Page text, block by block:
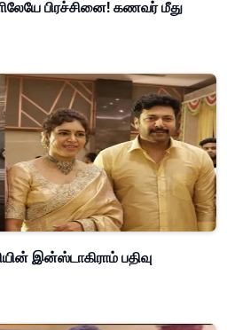
இன்ஸ்டாகிராம் பதிவு